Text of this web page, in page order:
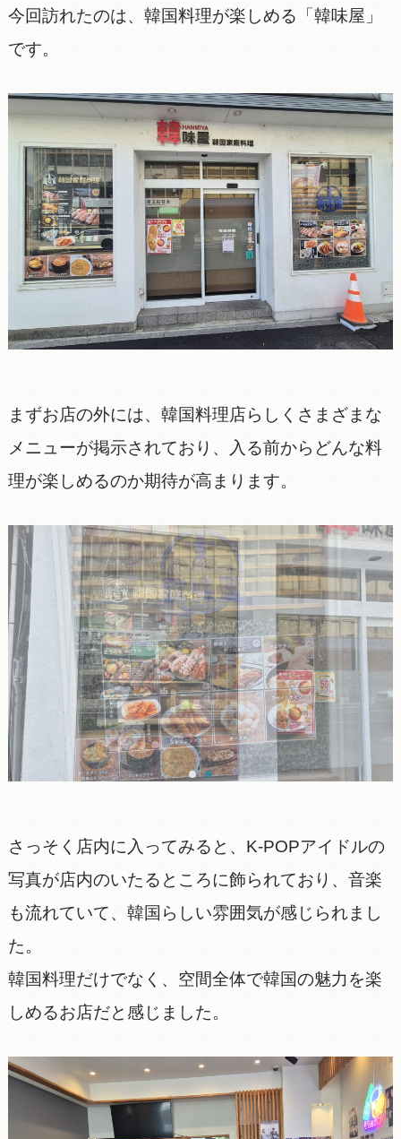
今回訪れたのは、韓国料理が楽しめる「韓味屋」
です。
まずお店の外には、韓国料理店らしくさまざまな
メニューが掲示されており、入る前からどんな料
理が楽しめるのか期待が高まります。
さっそく店内に入ってみると、K-POPアイドルの
写真が店内のいたるところに飾られており、音楽
も流れていて、韓国らしい雰囲気が感じられまし
た。
韓国料理だけでなく、空間全体で韓国の魅力を楽
しめるお店だと感じました。